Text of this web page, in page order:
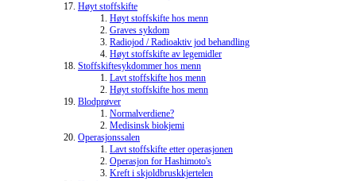
Høyt stoffskifte
Høyt stoffskifte hos menn
Graves sykdom
Radiojod / Radioaktiv jod behandling
Høyt stoffskifte av legemidler
Stoffskiftesykdommer hos menn
Lavt stoffskifte hos menn
Høyt stoffskifte hos menn
Blodprøver
Normalverdiene?
Medisinsk biokjemi
Operasjonssalen
Lavt stoffskifte etter operasjonen
Operasjon for Hashimoto's
Kreft i skjoldbruskkjertelen